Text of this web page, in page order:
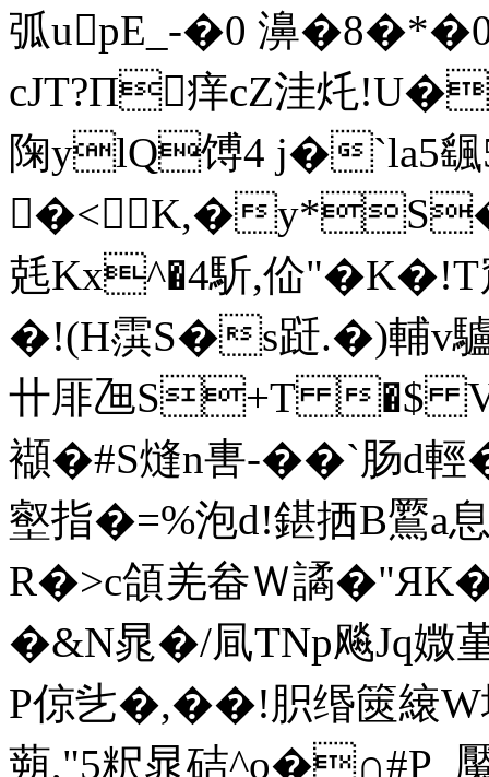
弧upE_-�0 濞
cJT?Π痒cZ洼灹
陱ylQ馎4 j�`la5颻
�<K,�
兞Kx^�4馸,佡"�K�!T
�!(H霟S�s跹.�)輔v驢
卄厞乪S+T �$ VJb
襭�#S熢n軎-��`
壑指�=%泡 d!鍖拪B鷢
R�>c頜羌畚Ｗ譎
�&N晁�/凬TNp飚Jq媺
P倞乧�,��!胑缗篋縗
蒴,"5粎晁硈^o�∩#P_